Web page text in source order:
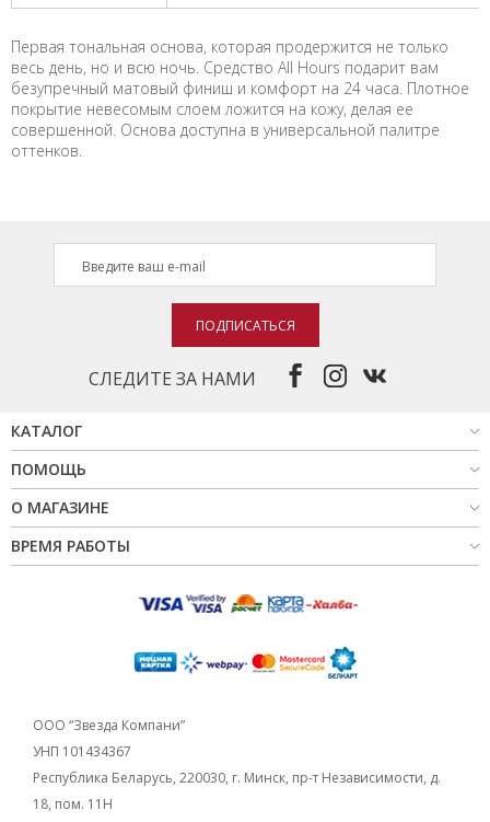
Первая тональная основа, которая продержится не только
весь день, но и всю ночь. Средство All Hours подарит вам
безупречный матовый финиш и комфорт на 24 часа. Плотное
покрытие невесомым слоем ложится на кожу, делая ее
совершенной. Основа доступна в универсальной палитре
оттенков.
СЛЕДИТЕ ЗА НАМИ
ПОДПИСАТЬСЯ
КАТАЛОГ
ПОМОЩЬ
О МАГАЗИНЕ
ВРЕМЯ РАБОТЫ
ООО “Звезда Компани”
УНП 101434367
Республика Беларусь, 220030, г. Минск, пр-т Независимости, д.
18, пом. 11Н